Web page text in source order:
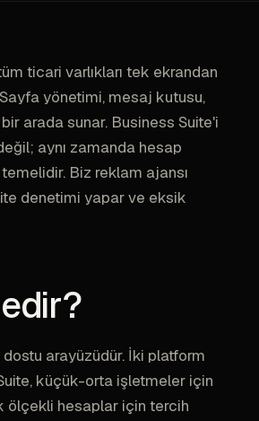
ticari varlıkları tek ekrandan
yönetimi, mesaj kutusu,
arada sunar. Business Suite'i
aynı zamanda hesap
Biz reklam ajansı
denetimi yapar ve eksik
arayüzüdür. İki platform
küçük-orta işletmeler için
ölçekli hesaplar için tercih